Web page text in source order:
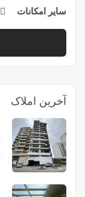
سایر امکانات
آخرین املاک